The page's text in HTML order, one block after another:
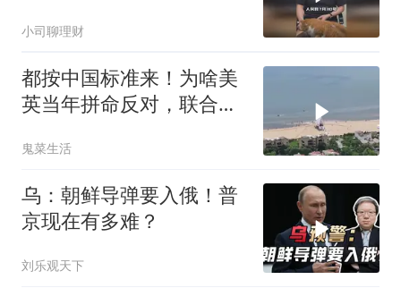
小司聊理财
都按中国标准来！为啥美
英当年拼命反对，联合国
鬼菜生活
乌：朝鲜导弹要入俄！普
京现在有多难？
刘乐观天下